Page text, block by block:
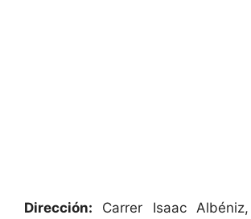
Dirección: Carrer Isaac